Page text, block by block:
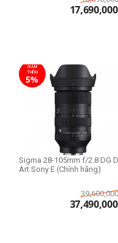
17,690,000
GIẢM
THÊM
5%
Sigma 28-105mm f/2.8 DG
Art Sony E (Chính hãng)
39,600,000
37,490,000